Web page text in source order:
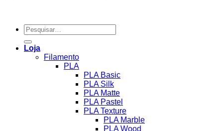
Pesquisar
por:
Loja
Filamento
PLA
PLA Basic
PLA Silk
PLA Matte
PLA Pastel
PLA Texture
PLA Marble
PLA Wood